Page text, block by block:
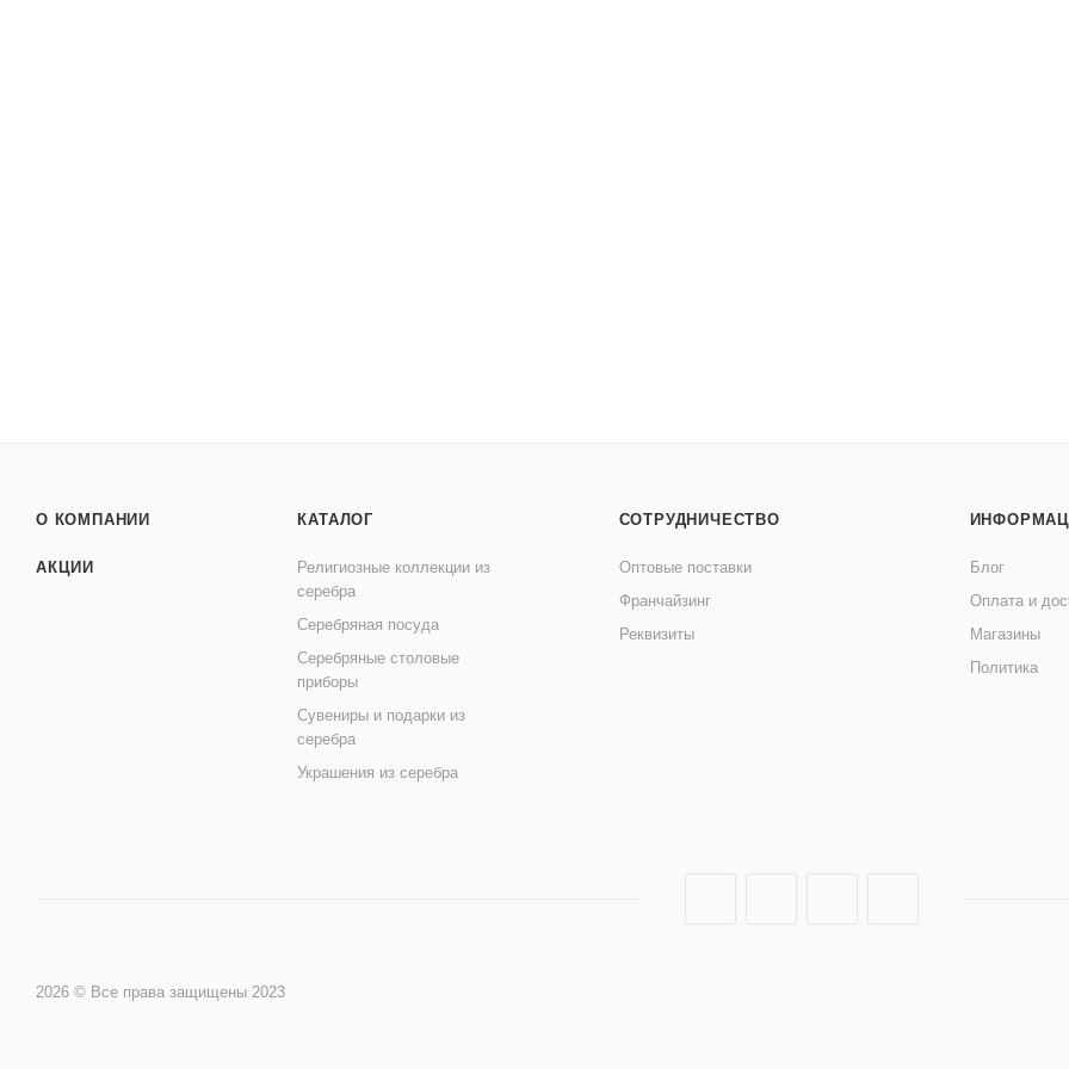
О КОМПАНИИ
АКЦИИ
КАТАЛОГ
Религиозные коллекции из
серебра
Серебряная посуда
Серебряные столовые
приборы
Сувениры и подарки из
серебра
Украшения из серебра
СОТРУДНИЧЕСТВО
Оптовые поставки
Франчайзинг
Реквизиты
Блог
Оплата и
Магазины
Политика
2026 © Все права защищены 2023